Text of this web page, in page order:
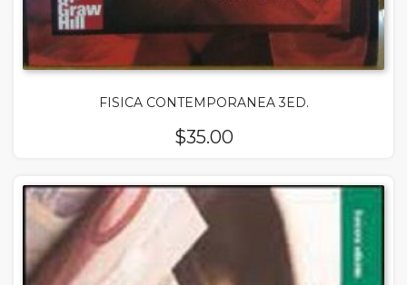
FISICA CONTEMPORANEA 3ED.
$35.00